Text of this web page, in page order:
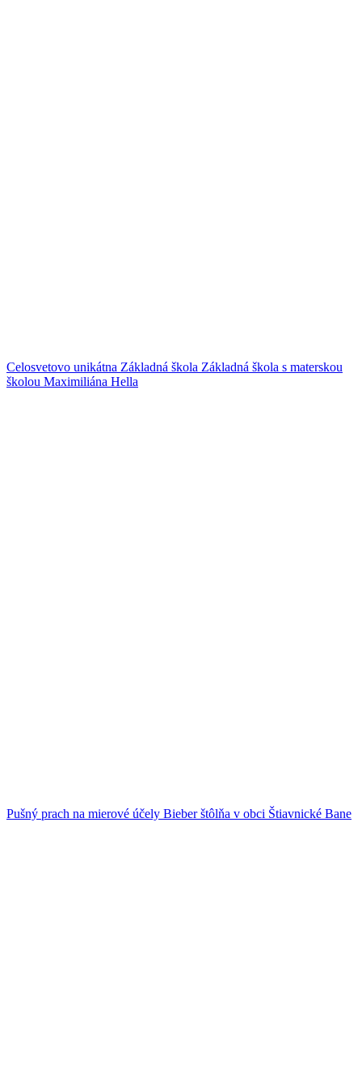
Celosvetovo unikátna Základná škola Základná škola s materskou
školou Maximiliána Hella
Pušný prach na mierové účely Bieber štôlňa v obci Štiavnické Bane